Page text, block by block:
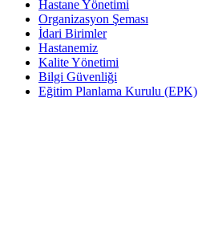
Hastane Yönetimi
Organizasyon Şeması
İdari Birimler
Hastanemiz
Kalite Yönetimi
Bilgi Güvenliği
Eğitim Planlama Kurulu (EPK)